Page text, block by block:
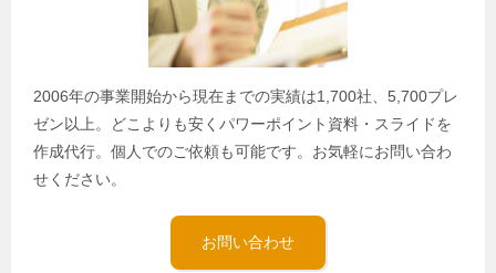
2006年の事業開始から現在までの実績は1,700社、5,700プレ
ゼン以上。どこよりも安くパワーポイント資料・スライドを
作成代行。個人でのご依頼も可能です。お気軽にお問い合わ
せください。
お問い合わせ